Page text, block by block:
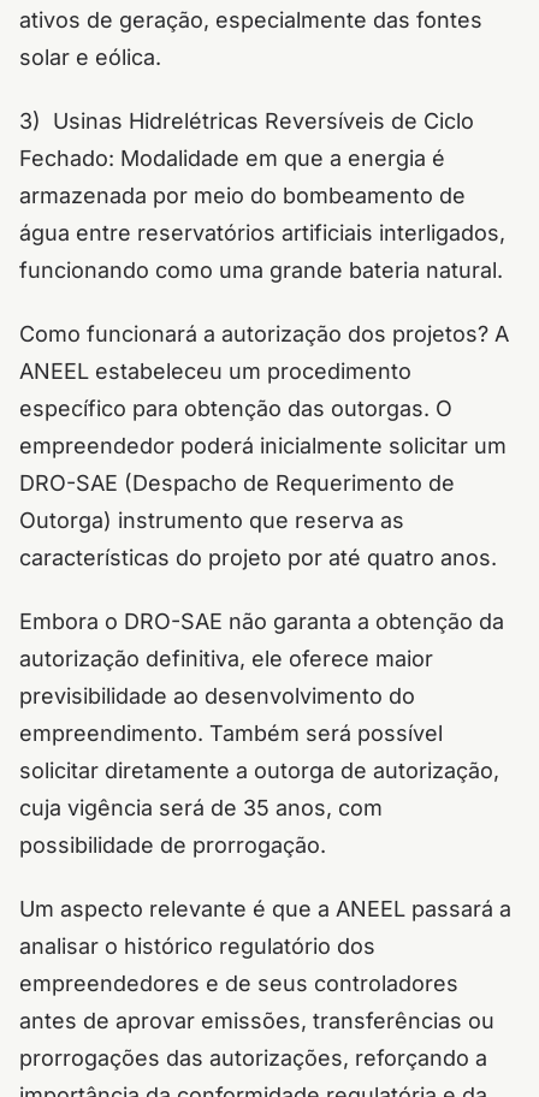
ativos de geração, especialmente das fontes
solar e eólica.
3) Usinas Hidrelétricas Reversíveis de Ciclo
Fechado: Modalidade em que a energia é
armazenada por meio do bombeamento de
água entre reservatórios artificiais interligados,
funcionando como uma grande bateria natural.
Como funcionará a autorização dos projetos? A
ANEEL estabeleceu um procedimento
específico para obtenção das outorgas. O
empreendedor poderá inicialmente solicitar um
DRO-SAE (Despacho de Requerimento de
Outorga) instrumento que reserva as
características do projeto por até quatro anos.
Embora o DRO-SAE não garanta a obtenção da
autorização definitiva, ele oferece maior
previsibilidade ao desenvolvimento do
empreendimento. Também será possível
solicitar diretamente a outorga de autorização,
cuja vigência será de 35 anos, com
possibilidade de prorrogação.
Um aspecto relevante é que a ANEEL passará a
analisar o histórico regulatório dos
empreendedores e de seus controladores
antes de aprovar emissões, transferências ou
prorrogações das autorizações, reforçando a